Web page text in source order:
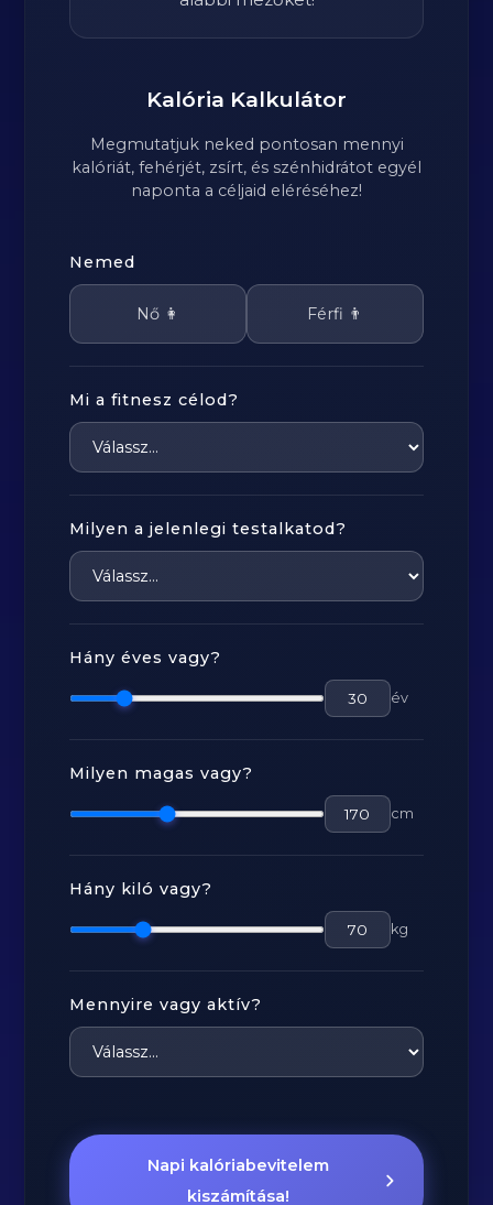
Kalória Kalkulátor
Megmutatjuk neked pontosan mennyi
kalóriát, fehérjét, zsírt, és szénhidrátot egyél
naponta a céljaid eléréséhez!
Nemed
Nő 👩 Férfi 👨
Mi a fitnesz célod?
Milyen a jelenlegi testalkatod?
Hány éves vagy?
év
Milyen magas vagy?
cm
Hány kiló vagy?
kg
Mennyire vagy aktív?
Napi kalóriabevitelem
kiszámítása!